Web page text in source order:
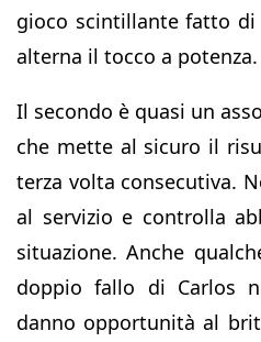
gioco scintillante fatto
alterna il tocco a potenza.
Il secondo è quasi un
che mette al sicuro il
terza volta consecutiva.
al servizio e controlla
situazione. Anche
doppio fallo di Carlos
danno opportunità al